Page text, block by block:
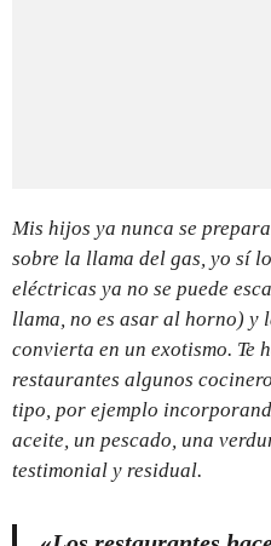
Mis hijos ya nunca se
sobre la llama del gas, yo sí
eléctricas ya no se puede
llama, no es asar al horno) y
convierta en un exotismo. Te
restaurantes algunos
tipo, por ejemplo
aceite, un pescado, una
testimonial y residual.